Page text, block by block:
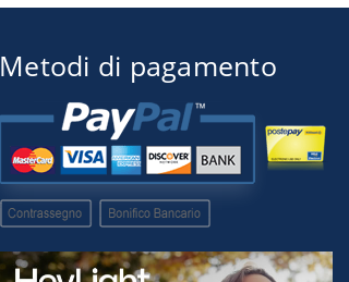
Metodi di pagamento